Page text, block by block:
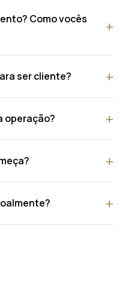
Como vocês
ser cliente?
operação?